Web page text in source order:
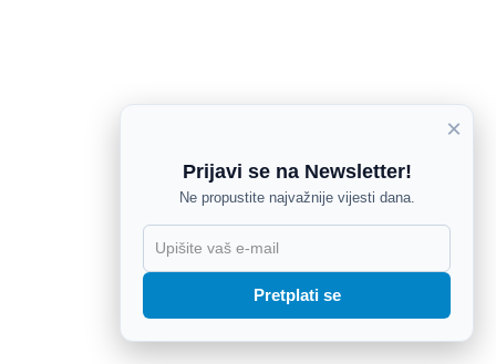
×
Prijavi se na Newsletter!
Ne propustite najvažnije vijesti dana.
Pretplati se